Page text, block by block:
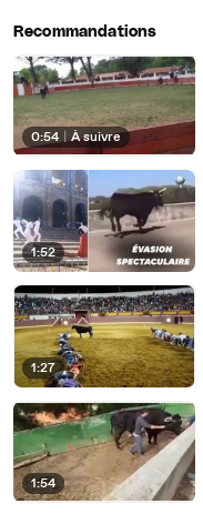
Recommandations
0:54 | À suivre
1:52
1:27
1:54